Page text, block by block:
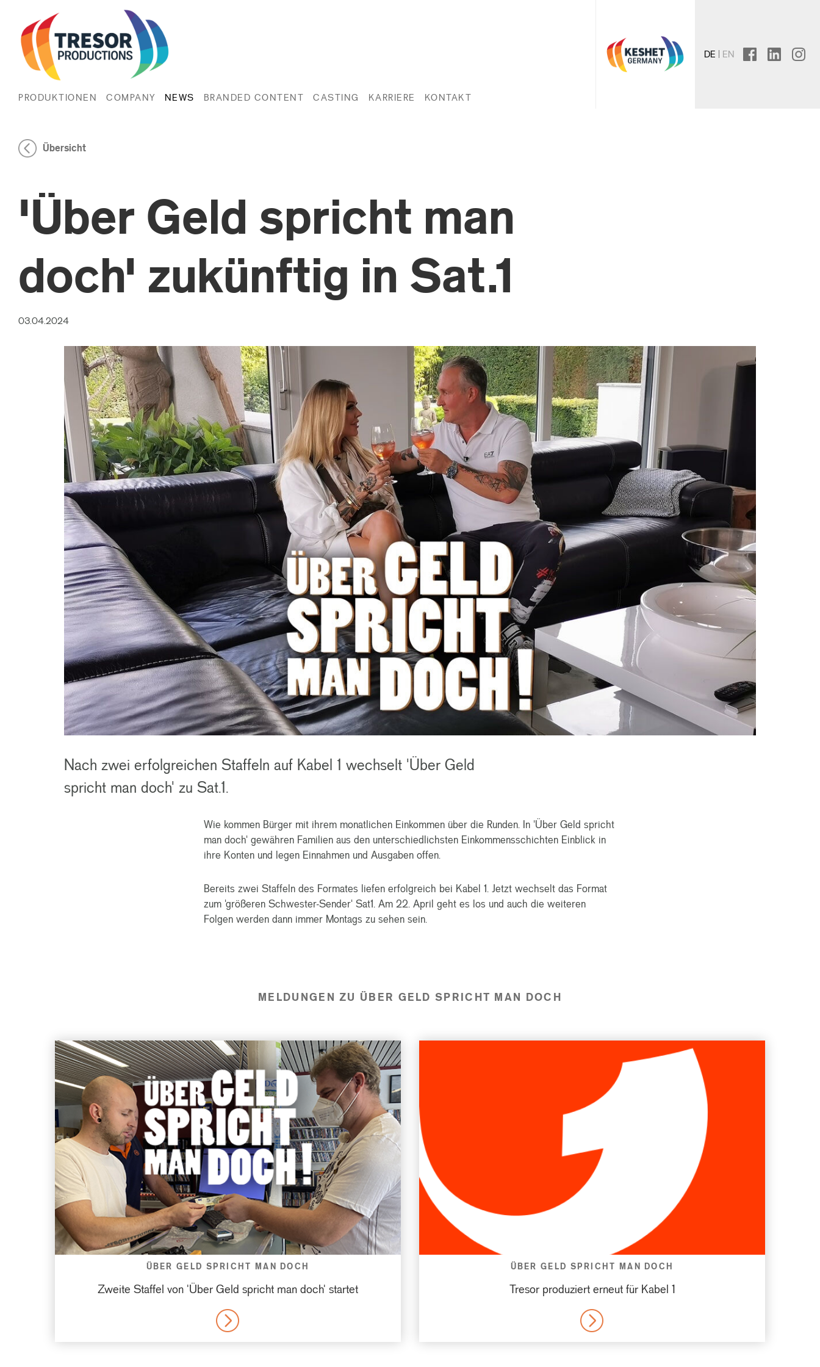
PRODUKTIONEN COMPANY NEWS BRANDED CONTENT CASTING KARRIERE KONTAKT
DE EN facebooklinkedin
Übersicht
'Über Geld spricht man
doch' zukünftig in Sat.1
03.04.2024
Nach zwei erfolgreichen Staffeln auf Kabel 1 wechselt 'Über Geld
spricht man doch' zu Sat.1.
Wie kommen Bürger mit ihrem monatlichen Einkommen über die Runden. In 'Über Geld spricht
man doch' gewähren Familien aus den unterschiedlichsten Einkommensschichten Einblick in
ihre Konten und legen Einnahmen und Ausgaben offen.
Bereits zwei Staffeln des Formates liefen erfolgreich bei Kabel 1. Jetzt wechselt das Format
zum 'größeren Schwester-Sender' Sat1. Am 22. April geht es los und auch die weiteren
Folgen werden dann immer Montags zu sehen sein.
MELDUNGEN ZU ÜBER GELD SPRICHT MAN DOCH
ÜBER GELD SPRICHT MAN DOCH
Zweite Staffel von 'Über Geld spricht man doch' startet
MORE
ÜBER GELD SPRICHT MAN DOCH
Tresor produziert erneut für Kabel 1
MORE